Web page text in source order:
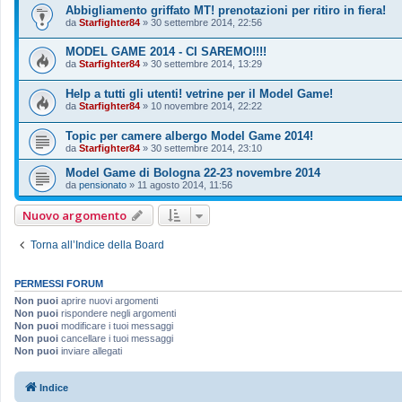
Abbigliamento griffato MT! prenotazioni per ritiro in fiera!
da Starfighter84 » 30 settembre 2014, 22:56
MODEL GAME 2014 - CI SAREMO!!!!
da Starfighter84 » 30 settembre 2014, 13:29
Help a tutti gli utenti! vetrine per il Model Game!
da Starfighter84 » 10 novembre 2014, 22:22
Topic per camere albergo Model Game 2014!
da Starfighter84 » 30 settembre 2014, 23:10
Model Game di Bologna 22-23 novembre 2014
da pensionato » 11 agosto 2014, 11:56
Nuovo argomento
Torna all’Indice della Board
PERMESSI FORUM
Non puoi aprire nuovi argomenti
Non puoi rispondere negli argomenti
Non puoi modificare i tuoi messaggi
Non puoi cancellare i tuoi messaggi
Non puoi inviare allegati
Indice